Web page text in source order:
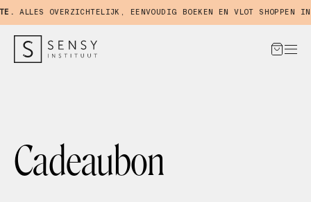
ALLES OVERZICHTELIJK, EENVOUDIG BOEKEN EN VLOT SHOPPEN IN
Cadeaubon